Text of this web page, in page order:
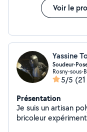
Voir le
Yassine
Soudeur-
Rosny-sous-
5/5
Présentation
Je suis un artisan
bricoleur